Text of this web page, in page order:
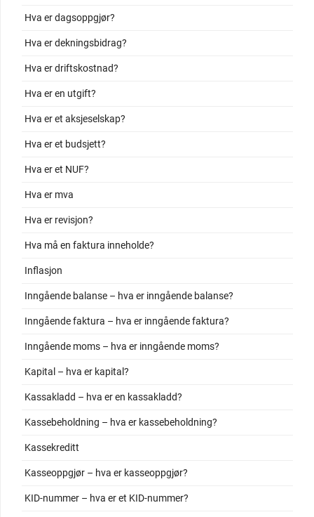
Hva er dagsoppgjør?
Hva er dekningsbidrag?
Hva er driftskostnad?
Hva er en utgift?
Hva er et aksjeselskap?
Hva er et budsjett?
Hva er et NUF?
Hva er mva
Hva er revisjon?
Hva må en faktura inneholde?
Inflasjon
Inngående balanse – hva er inngående balanse?
Inngående faktura – hva er inngående faktura?
Inngående moms – hva er inngående moms?
Kapital – hva er kapital?
Kassakladd – hva er en kassakladd?
Kassebeholdning – hva er kassebeholdning?
Kassekreditt
Kasseoppgjør – hva er kasseoppgjør?
KID-nummer – hva er et KID-nummer?